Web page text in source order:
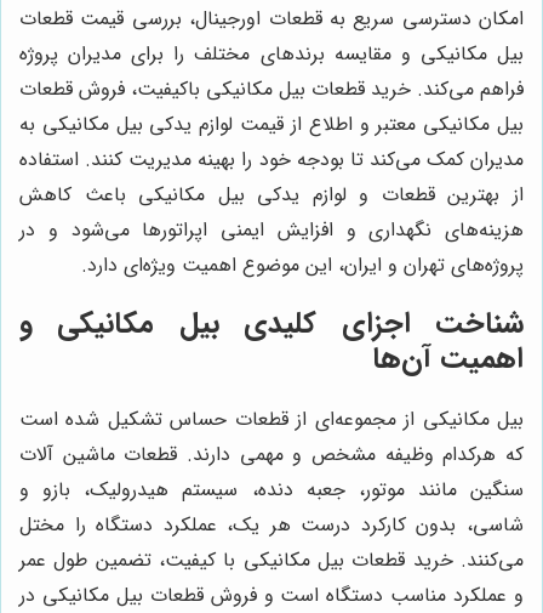
امکان دسترسی سریع به قطعات اورجینال، بررسی قیمت قطعات
بیل مکانیکی و مقایسه برندهای مختلف را برای مدیران پروژه
فراهم می‌کند. خرید قطعات بیل مکانیکی باکیفیت، فروش قطعات
بیل مکانیکی معتبر و اطلاع از قیمت لوازم یدکی بیل مکانیکی به
مدیران کمک می‌کند تا بودجه خود را بهینه مدیریت کنند. استفاده
از بهترین قطعات و لوازم یدکی بیل مکانیکی باعث کاهش
هزینه‌های نگهداری و افزایش ایمنی اپراتورها می‌شود و در
پروژه‌های تهران و ایران، این موضوع اهمیت ویژه‌ای دارد.
شناخت اجزای کلیدی بیل مکانیکی و
اهمیت آن‌ها
بیل مکانیکی از مجموعه‌ای از قطعات حساس تشکیل شده است
که هرکدام وظیفه مشخص و مهمی دارند. قطعات ماشین آلات
سنگین مانند موتور، جعبه دنده، سیستم هیدرولیک، بازو و
شاسی، بدون کارکرد درست هر یک، عملکرد دستگاه را مختل
می‌کنند. خرید قطعات بیل مکانیکی با کیفیت، تضمین طول عمر
و عملکرد مناسب دستگاه است و فروش قطعات بیل مکانیکی در